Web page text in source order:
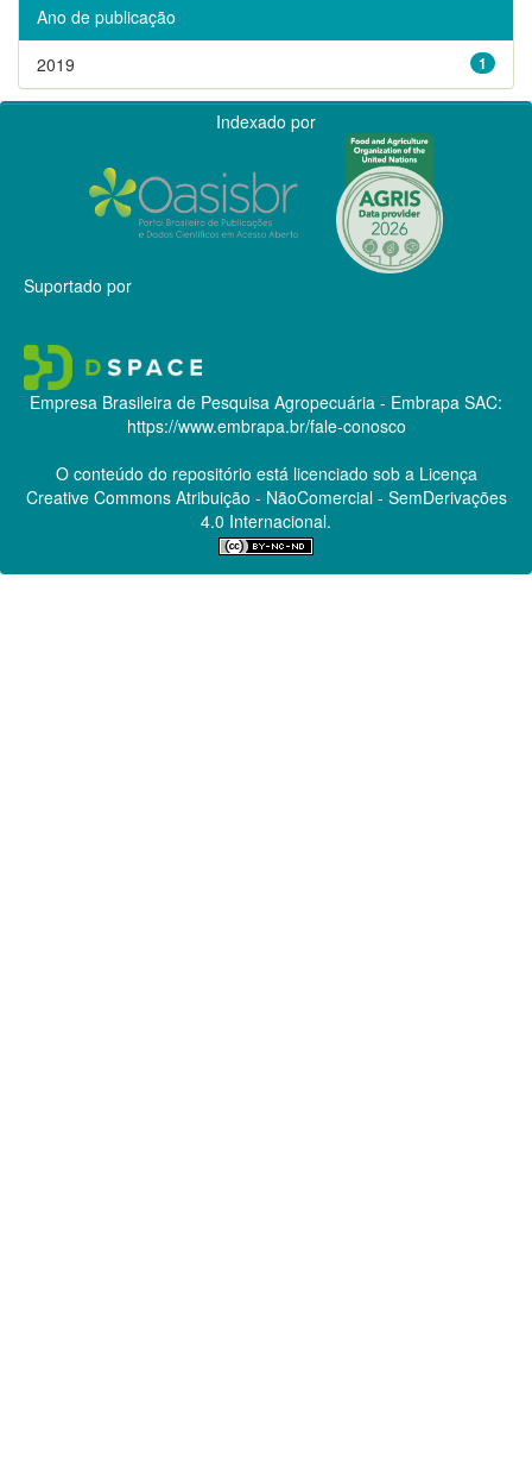
Ano de publicação
1
2019
Indexado por
Suportado por
Empresa Brasileira de Pesquisa Agropecuária - Embrapa SAC:
https://www.embrapa.br/fale-conosco
O conteúdo do repositório está licenciado sob a Licença
Creative CommonsAtribuição - NãoComercial - SemDerivações
4.0 Internacional.